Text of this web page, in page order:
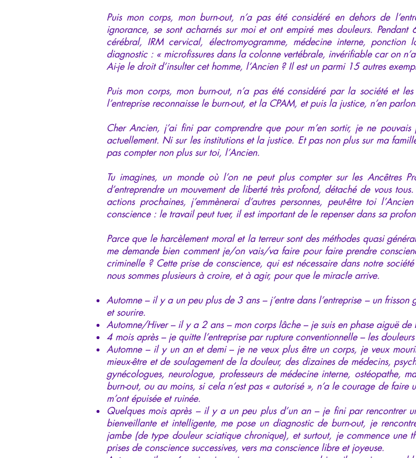
Puis mon corps, mon burn-out, n’a pas été considéré en dehors de
ignorance, se sont acharnés sur moi et ont empiré mes douleurs.
cérébral, IRM cervical, électromyogramme, médecine interne,
diagnostic : « microfissures dans la colonne vertébrale, invérifiable car on
Ai-je le droit d’insulter cet homme, l’Ancien ? Il est un parmi 15 autres
Puis mon corps, mon burn-out, n’a pas été considéré par la société et
l’entreprise reconnaisse le burn-out, et la CPAM, et puis la justice, n’en
Cher Ancien, j’ai fini par comprendre que pour m’en sortir, je ne
actuellement. Ni sur les institutions et la justice. Et pas non plus sur ma
pas compter non plus sur toi, l’Ancien.
Tu imagines, un monde où l’on ne peut plus compter sur les Ancêtres
d’entreprendre un mouvement de liberté très profond, détaché de vous
actions prochaines, j’emmènerai d’autres personnes, peut-être toi
conscience : le travail peut tuer, il est important de le repenser dans sa
Parce que le harcèlement moral et la terreur sont des méthodes quasi
me demande bien comment je/on vais/va faire pour faire prendre
criminelle ? Cette prise de conscience, qui est nécessaire dans notre
nous sommes plusieurs à croire, et à agir, pour que le miracle arrive.
Automne – il y a un peu plus de 3 ans – j’entre dans l’entreprise – un
et sourire.
Automne/Hiver – il y a 2 ans – mon corps lâche – je suis en phase aiguë de
4 mois après – je quitte l’entreprise par rupture conventionnelle – les
Automne – il y un an et demi – je ne veux plus être un corps, je veux
mieux-être et de soulagement de la douleur, des dizaines de médecins,
gynécologues, neurologue, professeurs de médecine interne, ostéopathe,
burn-out, ou au moins, si cela n’est pas « autorisé », n’a le courage de
m’ont épuisée et ruinée.
Quelques mois après – il y a un peu plus d’un an – je fini par rencontrer
bienveillante et intelligente, me pose un diagnostic de burn-out, je
jambe (de type douleur sciatique chronique), et surtout, je commence une
prises de conscience successives, vers ma conscience libre et joyeuse.